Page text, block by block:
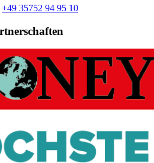
+49 35752 94 95 10